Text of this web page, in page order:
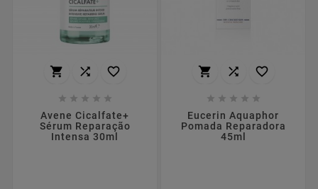
  
    
Avene Cicalfate+
Sérum Reparação
Intensa 30ml
  
    
Eucerin Aquaphor
Pomada Reparadora
45ml